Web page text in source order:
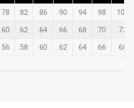
78 82 86 90 94 98
102
60 62 64 66 68 70
72
56 58 60 62 64 66 68